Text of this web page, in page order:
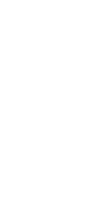
a kedvencekhez